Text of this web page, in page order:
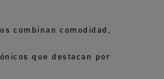
combinan comodidad,
que destacan por